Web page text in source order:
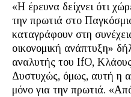
«Η έρευνα δείχνει ότι
την πρωτιά στο
καταγράφουν στη
οικονομική ανάπτυξη»
αναλυτής του IfO,
Δυστυχώς, όμως, αυτή η
μόνο για την πρωτιά.